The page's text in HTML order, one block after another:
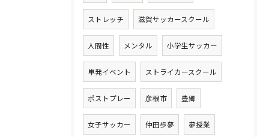
ストレッチ 滋賀サッカースクール
人間性 メンタル 小学生サッカー
単発イベント ストライカースクール
ポストプレー 彦根市 豊郷
女子サッカー 仲田歩夢 夢授業